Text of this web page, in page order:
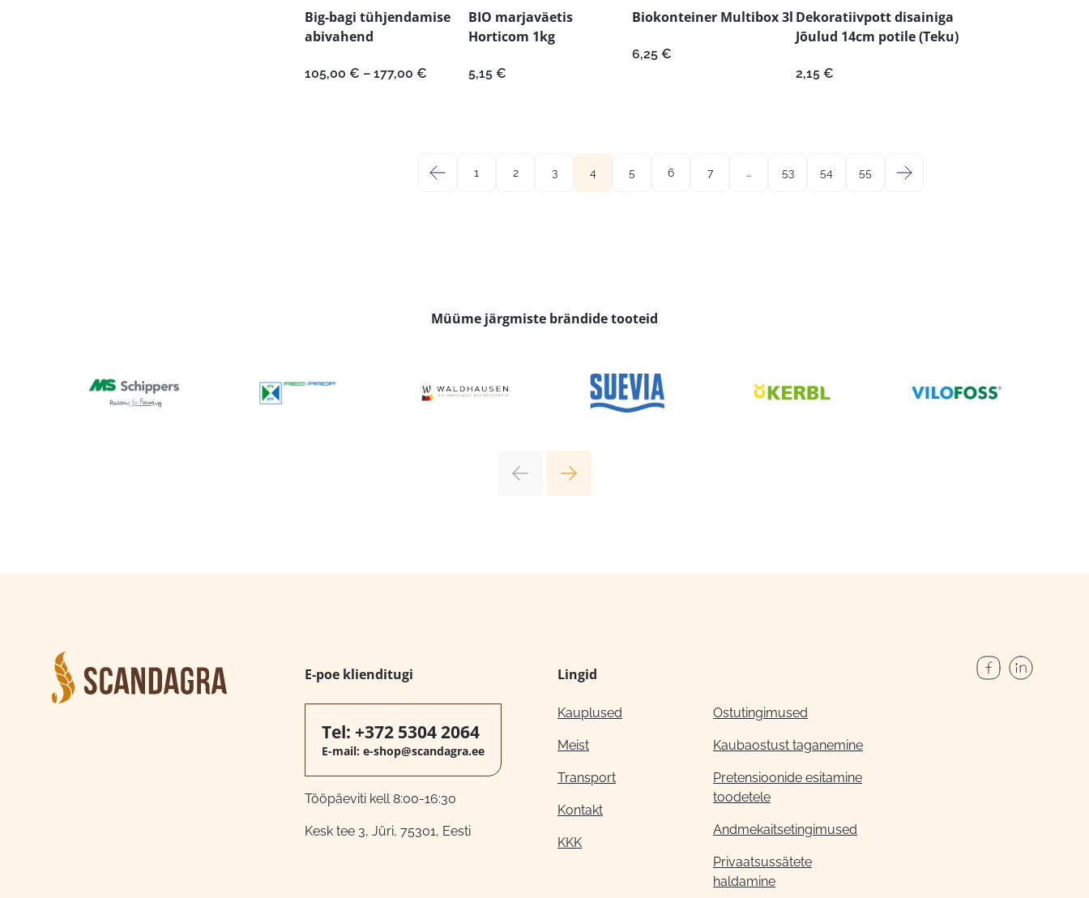
Big-bagi tühjendamise
abivahend
105,00 € – 177,00 € Hinnavahemik:
BIO marjaväetis
Horticom 1kg
5,15 €
Biokonteiner Multibox 3l
6,25 €
Dekoratiivpott disainiga
Jõulud 14cm potile (Teku)
2,15 €
← 1 2 3 4 5 6 7 … 53 54 55 →
Müüme järgmiste brändide tooteid
E-poe klienditugi
Tel: +372 5304 2064
E-mail: e-shop@scandagra.ee
Tööpäeviti kell 8:00-16:30
Kesk tee 3, Jüri, 75301, Eesti
Lingid
Kauplused
Meist
Transport
Kontakt
KKK
Ostutingimused
Kaubaostust taganemine
Pretensioonide esitamine
toodetele
Andmekaitsetingimused
Privaatsussätete
haldamine